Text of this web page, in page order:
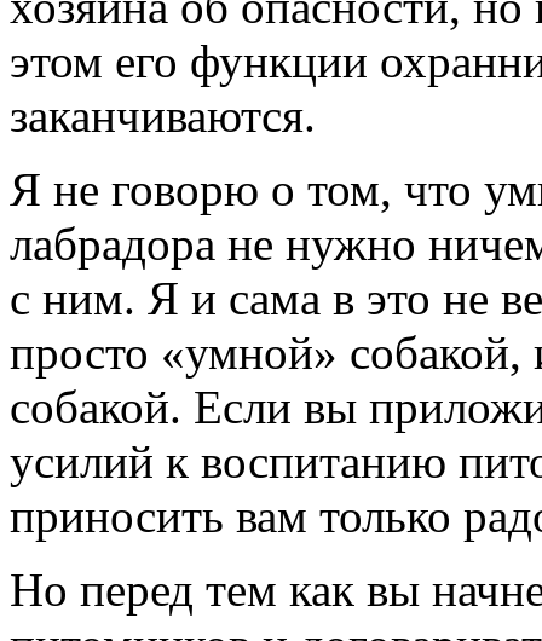
этом его функции
заканчиваются.
Я не говорю о том, что
лабрадора не нужно
с ним. Я и сама в это не
просто «умной»
собакой. Если вы
усилий к воспитанию
приносить вам только
Но перед тем как вы